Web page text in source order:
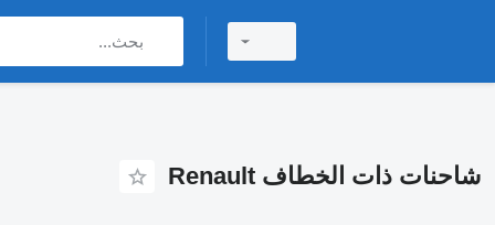
شاحنات ذات الخطاف Renault